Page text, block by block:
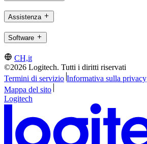
Assistenza
Software
CH,it
©2026 Logitech. Tutti i diritti riservati
Termini di servizio Informativa sulla privacy
Mappa del sito
Logitech